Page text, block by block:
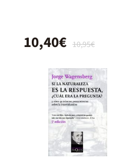
10,95€
10,40€